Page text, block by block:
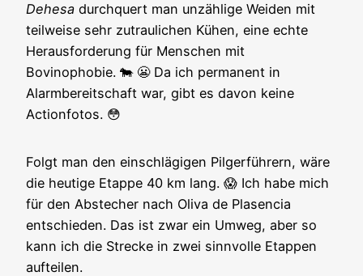
Dehesa durchquert man unzählige Weiden mit
teilweise sehr zutraulichen Kühen, eine echte
Herausforderung für Menschen mit
Bovinophobie. 🐄 😬 Da ich permanent in
Alarmbereitschaft war, gibt es davon keine
Actionfotos. 😳
Folgt man den einschlägigen Pilgerführern, wäre
die heutige Etappe 40 km lang. 😱 Ich habe mich
für den Abstecher nach Oliva de Plasencia
entschieden. Das ist zwar ein Umweg, aber so
kann ich die Strecke in zwei sinnvolle Etappen
aufteilen.